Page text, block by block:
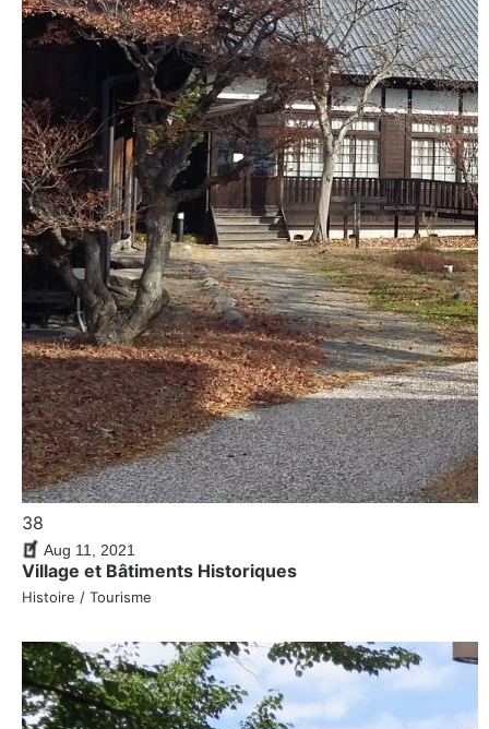
38
Aug 11, 2021
Village et Bâtiments Historiques
Histoire / Tourisme